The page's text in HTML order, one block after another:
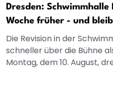
Dresden:
Woche früher - und
Die Revision in der
schneller über die Bühne
Montag, dem 10. August,